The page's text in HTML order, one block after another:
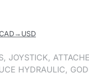
JOYSTICK,
HYDRAULIC,